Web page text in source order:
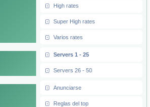
High rates
Super High rates
Varios rates
Servers 1 - 25
Servers 26 - 50
Anunciarse
Reglas del top